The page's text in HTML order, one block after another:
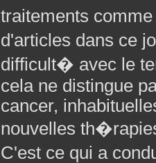
traitements
d'articles dans ce
difficult� avec le
cela ne distingue
cancer,
nouvelles
C'est ce qui a